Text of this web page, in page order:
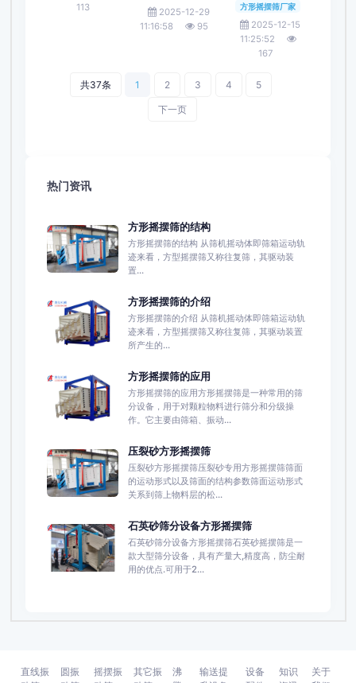
113
2025-12-29
11:16:58
95
方形摇摆筛厂家
2025-12-15
11:25:52
167
共37条 1 2 3 4 5
下一页
热门资讯
方形摇摆筛的结构
方形摇摆筛的结构 从筛机摇动体即筛箱运动轨
迹来看，方型摇摆筛又称往复筛，其驱动装
置...
方形摇摆筛的介绍
方形摇摆筛的介绍 从筛机摇动体即筛箱运动轨
迹来看，方型摇摆筛又称往复筛，其驱动装置
所产生的...
方形摇摆筛的应用
方形摇摆筛的应用方形摇摆筛是一种常用的筛
分设备，用于对颗粒物料进行筛分和分级操
作。它主要由筛箱、振动...
压裂砂方形摇摆筛
压裂砂方形摇摆筛压裂砂专用方形摇摆筛筛面
的运动形式以及筛面的结构参数筛面运动形式
关系到筛上物料层的松...
石英砂筛分设备方形摇摆筛
石英砂筛分设备方形摇摆筛石英砂摇摆筛是一
款大型筛分设备，具有产量大,精度高，防尘耐
用的优点.可用于2...
直线振
圆振
摇摆振
其它振
沸
输送提
设备
知识
关于